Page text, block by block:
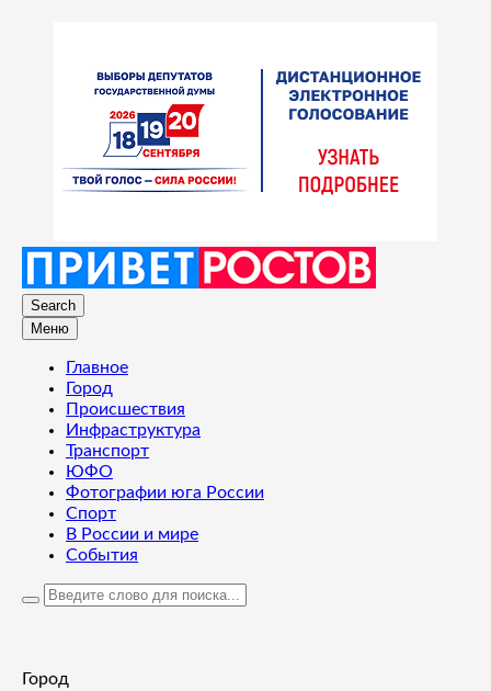
Search
Меню
Главное
Город
Происшествия
Инфраструктура
Транспорт
ЮФО
Фотографии юга России
Спорт
В России и мире
События
Город